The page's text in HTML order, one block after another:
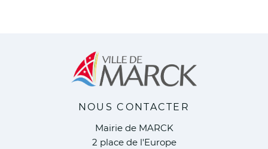
NOUS CONTACTER
Mairie de MARCK
2 place de l'Europe